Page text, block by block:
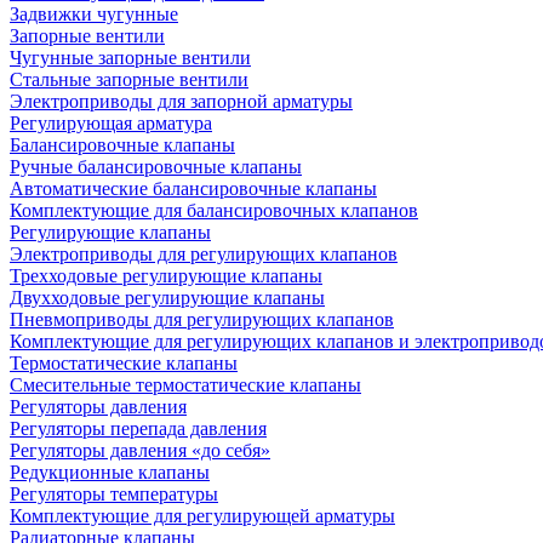
Задвижки чугунные
Запорные вентили
Чугунные запорные вентили
Стальные запорные вентили
Электроприводы для запорной арматуры
Регулирующая арматура
Балансировочные клапаны
Ручные балансировочные клапаны
Автоматические балансировочные клапаны
Комплектующие для балансировочных клапанов
Регулирующие клапаны
Электроприводы для регулирующих клапанов
Трехходовые регулирующие клапаны
Двухходовые регулирующие клапаны
Пневмоприводы для регулирующих клапанов
Комплектующие для регулирующих клапанов и
Термостатические клапаны
Смесительные термостатические клапаны
Регуляторы давления
Регуляторы перепада давления
Регуляторы давления «до себя»
Редукционные клапаны
Регуляторы температуры
Комплектующие для регулирующей арматуры
Радиаторные клапаны